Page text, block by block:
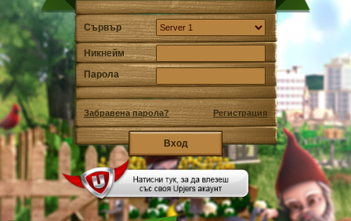
Сървър
Никнейм
Парола
Забравена парола? Регистрация